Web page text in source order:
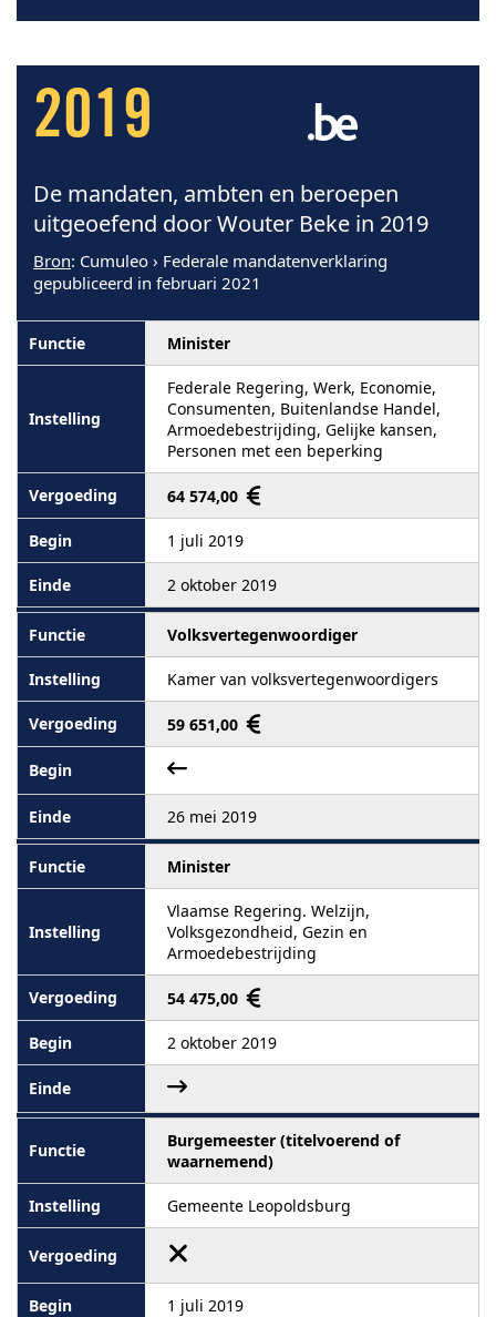
2019
De mandaten, ambten en beroepen
uitgeoefend door Wouter Beke in 2019
Bron: Cumuleo › Federale mandatenverklaring
gepubliceerd in februari 2021
Minister
Federale Regering, Werk, Economie,
Consumenten, Buitenlandse Handel,
Armoedebestrijding, Gelijke kansen,
Personen met een beperking
64 574,00
1 juli 2019
2 oktober 2019
Volksvertegenwoordiger
Kamer van volksvertegenwoordigers
59 651,00
26 mei 2019
Minister
Vlaamse Regering. Welzijn,
Volksgezondheid, Gezin en
Armoedebestrijding
54 475,00
2 oktober 2019
Burgemeester (titelvoerend of
waarnemend)
Gemeente Leopoldsburg
1 juli 2019